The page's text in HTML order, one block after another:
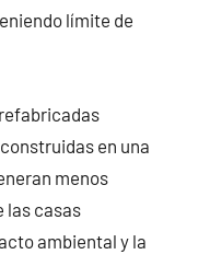
límite de
en una
menos
las casas
ambiental y la